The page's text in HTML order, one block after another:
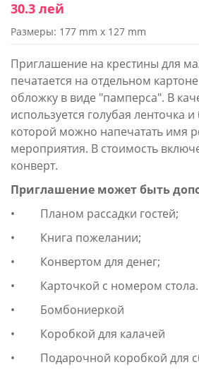
30.3 лей
Размеры: 177 mm x 127 mm
Приглашение на крестины для
печатается на отдельном
обложку в виде "памперса". В
используется голубая ленточка и
которой можно напечатать имя
мероприятия. В стоимость
конверт.
Приглашение может быть
• Планом рассадки гостей;
• Книга пожелании;
• Конвертом для денег;
• Карточкой с номером стола.
• Бомбониеркой
• Коробкой для калачей
• Подарочной коробкой для